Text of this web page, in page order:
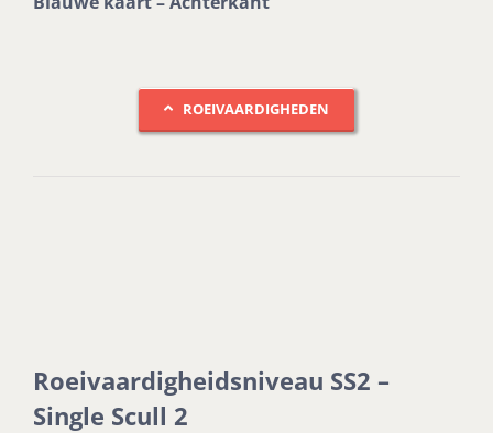
ROEIVAARDIGHEDEN
Roeivaardigheidsniveau SS2 –
Single Scull 2